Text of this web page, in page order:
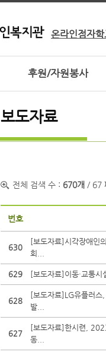
온라인점자
후원/자원봉사
보도자료
전체 검색 수 : 670개 / 67
번호
630
[보도자료]시각장애인
회...
629 [보도자료]이동·교통
628
[보도자료]LG유플러스
발...
627
[보도자료]한시련,
동...